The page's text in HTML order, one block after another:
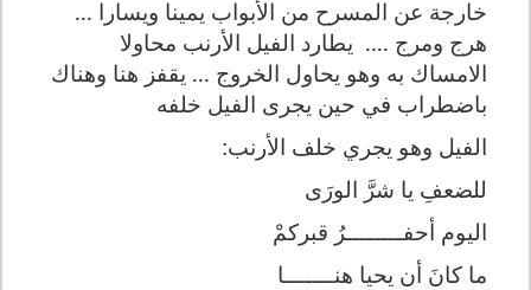
خارجة عن المسرح من الأبواب يمينا ويسارا ...
هرج ومرج .... يطارد الفيل الأرنب محاولا
الامساك به وهو يحاول الخروج ... يقفز هنا وهناك
باضطراب في حين يجرى الفيل خلفه
الفيل وهو يجري خلف الأرنب:
للضعفِ يا شرَّ الورَى
اليوم أحفــــــــرُ قبركمْ
ما كانَ أن يحيا هنـــــــا